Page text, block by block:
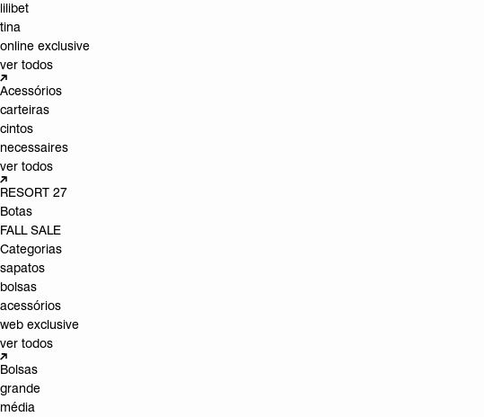
lilibet
tina
online exclusive
ver todos
Acessórios
carteiras
cintos
necessaires
ver todos
RESORT 27
Botas
FALL SALE
Categorias
sapatos
bolsas
acessórios
web exclusive
ver todos
Bolsas
grande
média